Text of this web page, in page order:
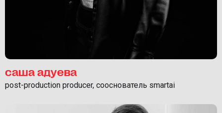
саша адуева
post-production producer, сооснователь smartai